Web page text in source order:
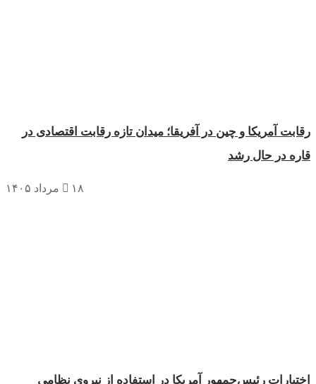
آمریکا و چین در آفریقا؛ میدان تازه رقابت اقتصادی در
در حال رشد
رئیس‌جمهور آمریکا در استفاده از نیروی نظامی